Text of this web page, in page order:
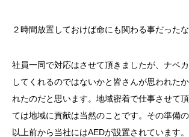
２時間放置しておけば命にも関わる事だったな
社員一同で対応はさせて頂きましたが、ナベ
してくれるのではないかと皆さんが思われた
れたのだと思います。地域密着で仕事させて
ては地域に貢献は当然のことです。その準備
以上前から当社にはAEDが設置されています